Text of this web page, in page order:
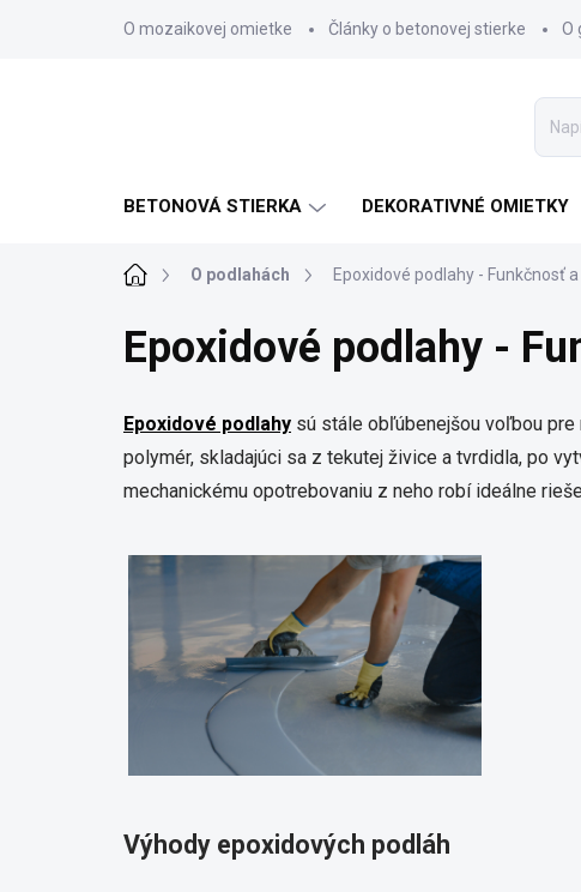
O mozaikovej omietke Články o betonovej stierke O
BETONOVÁ STIERKA DEKORATIVNÉ OMIETKY
DomovO podlahách Epoxidové podlahy - Funkčnosť
Epoxidové podlahy -
Epoxidové podlahy sú stále obľúbenejšou voľbou
polymér, skladajúci sa z tekutej živice a tvrdidla, po
mechanickému opotrebovaniu z neho robí ideálne
Výhody epoxidových podláh